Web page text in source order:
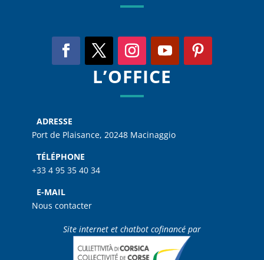
L’OFFICE
ADRESSE
Port de Plaisance, 20248 Macinaggio
TÉLÉPHONE
+33 4 95 35 40 34
E-MAIL
Nous contacter
Site internet et chatbot cofinancé par